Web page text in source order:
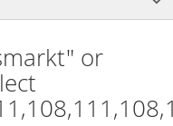
or